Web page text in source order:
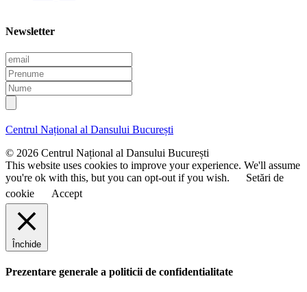
Newsletter
E
m
a
i
l
P
r
e
n
m
N
u
m
e
Centrul Național al Dansului București
© 2026 Centrul Național al Dansului București
This website uses cookies to improve your experience. We'll assume
you're ok with this, but you can opt-out if you wish.
Setări de
cookie
Accept
Închide
Prezentare generale a politicii de confidentialitate